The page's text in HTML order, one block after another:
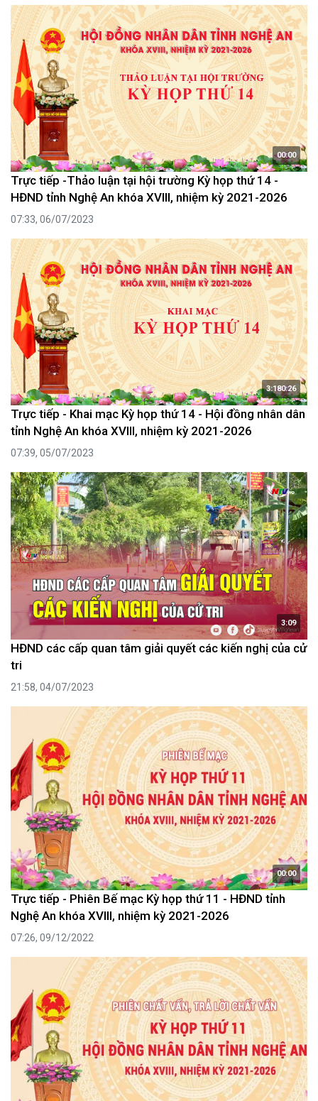
00:00
Trực tiếp -Thảo luận tại hội trường Kỳ họp thứ 14 -
HĐND tỉnh Nghệ An khóa XVIII, nhiệm kỳ 2021-2026
07:33, 06/07/2023
3:180:26
Trực tiếp - Khai mạc Kỳ họp thứ 14 - Hội đồng nhân dân
tỉnh Nghệ An khóa XVIII, nhiệm kỳ 2021-2026
07:39, 05/07/2023
3:09
HĐND các cấp quan tâm giải quyết các kiến nghị của cử
tri
21:58, 04/07/2023
00:00
Trực tiếp - Phiên Bế mạc Kỳ họp thứ 11 - HĐND tỉnh
Nghệ An khóa XVIII, nhiệm kỳ 2021-2026
07:26, 09/12/2022